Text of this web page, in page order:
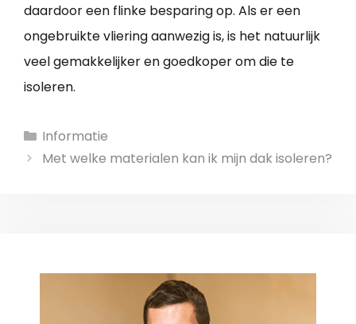
daardoor een flinke besparing op. Als er een
ongebruikte vliering aanwezig is, is het natuurlijk
veel gemakkelijker en goedkoper om die te
isoleren.
Categories
Informatie
PostMet welke materialen kan ik mijn dak isoleren?